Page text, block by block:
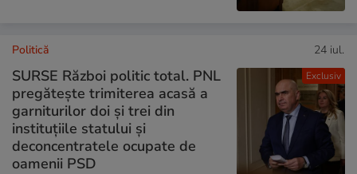
Exclusiv
Politică 24 iul.
SURSE Război politic total. PNL
pregătește trimiterea acasă a
garniturilor doi și trei din
instituțiile statului și
deconcentratele ocupate de
oamenii PSD